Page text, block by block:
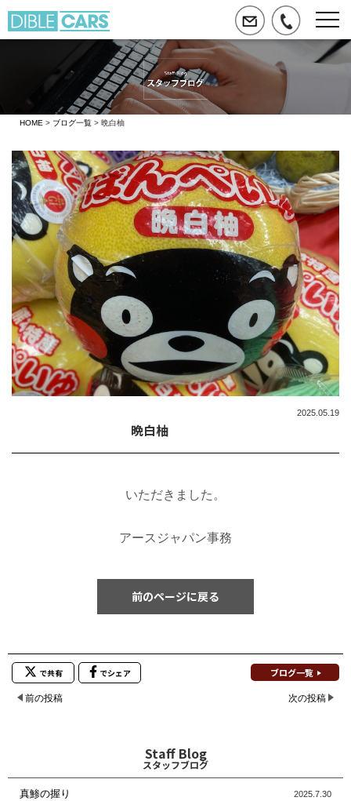
HOME > ブログ一覧 > 晩白柚
晩白柚
2025.05.19
いただきました。
アースジャパン事務
前のページに戻る
で共有 でシェア ブログ一覧
前の投稿 次の投稿
Staff Blog
スタッフブログ
真鯵の握り 2025.7.30